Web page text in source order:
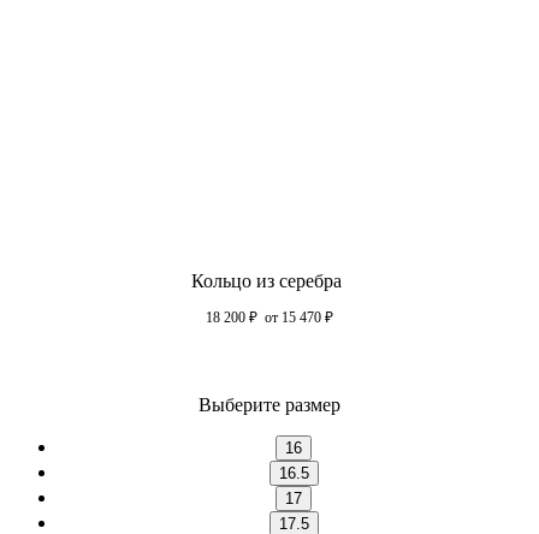
Кольцо из серебра
18 200 ₽ от 15 470 ₽
Выберите размер
16
16.5
17
17.5